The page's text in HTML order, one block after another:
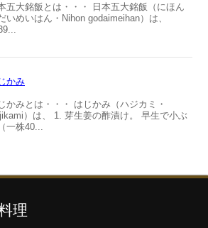
五大銘飯とは・・・ 日本五大銘飯（にほん
いめいはん・Nihon godaimeihan）は、
かみ
かみとは・・・ はじかみ（ハジカミ・
）は、 1. 芽生姜の酢漬け。 早生で小ぶ
一株40...
理